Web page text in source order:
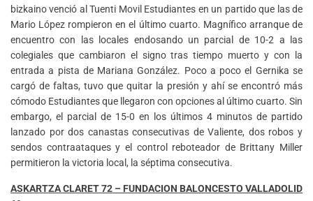
bizkaino venció al Tuenti Movil Estudiantes en un partido que las de
Mario López rompieron en el último cuarto. Magnífico arranque de
encuentro con las locales endosando un parcial de 10-2 a las
colegiales que cambiaron el signo tras tiempo muerto y con la
entrada a pista de Mariana González. Poco a poco el Gernika se
cargó de faltas, tuvo que quitar la presión y ahí se encontró más
cómodo Estudiantes que llegaron con opciones al último cuarto. Sin
embargo, el parcial de 15-0 en los últimos 4 minutos de partido
lanzado por dos canastas consecutivas de Valiente, dos robos y
sendos contraataques y el control reboteador de Brittany Miller
permitieron la victoria local, la séptima consecutiva.
ASKARTZA CLARET 72 – FUNDACION BALONCESTO VALLADOLID